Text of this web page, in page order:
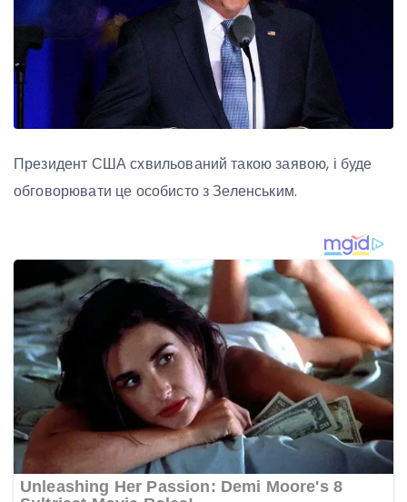
Президент США схвильований такою заявою, і буде
обговорювати це особисто з Зеленським.